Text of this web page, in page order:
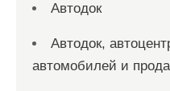
Автодок
Автодок,
автомобилей и